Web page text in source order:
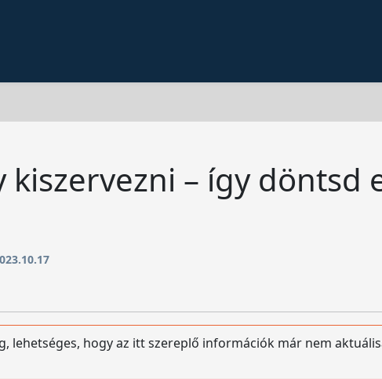
kiszervezni – így döntsd
lehetséges, hogy az itt szereplő információk már nem